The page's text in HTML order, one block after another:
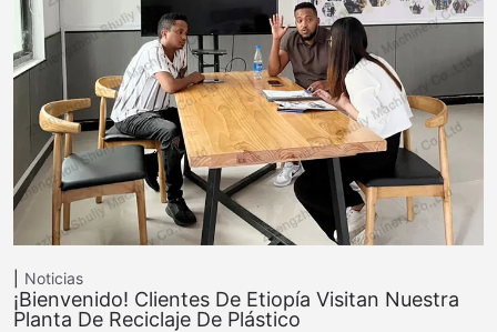
Noticias
¡Bienvenido! Clientes De Etiopía Visitan Nuestra
Planta De Reciclaje De Plástico